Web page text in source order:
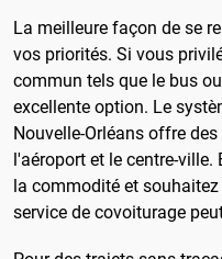
La meilleure façon de se
vos priorités. Si vous
commun tels que le bus
excellente option. Le
Nouvelle-Orléans offre
l'aéroport et le centre-
la commodité et
service de covoiturage